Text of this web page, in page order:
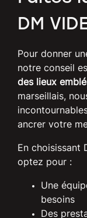
DM
Pour donner
notre conseil
des lieux
marseillais,
ancrer votre
En choisissant
optez pour :
Une
besoins
Des